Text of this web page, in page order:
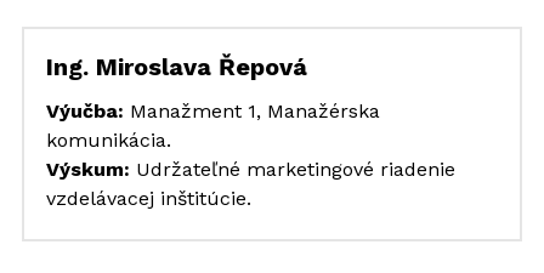
Ing. Miroslava Řepová
Výučba: Manažment 1, Manažérska
komunikácia.
Výskum: Udržateľné marketingové riadenie
vzdelávacej inštitúcie.